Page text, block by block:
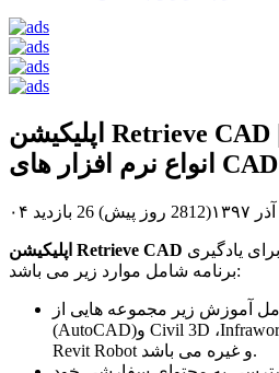
اپلیکیشن Retrieve CAD | آموزش ویدیویی
انواع نرم افزار های CAD
۰۴ آذر ۱۳۹۷(2812 روز پیش) 26 بازدید
اپلیکیشن Retrieve CAD
برنامه شامل موارد زیر می باشد:
(AutoCAD)و Civil 3D ،Infraworks ،Inventor،Navisworks،
Revit Robot و غیره می باشد.